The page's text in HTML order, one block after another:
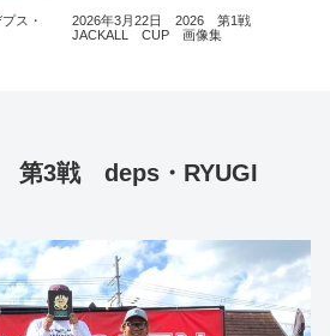
ス・
2026年3月22日 2026 第1戦
JACKALL CUP 画像集
第3戦 deps・RYUGI